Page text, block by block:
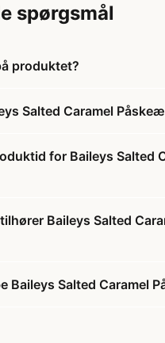
spørgsmål
produktet?
Salted Caramel
for Baileys Salted
Baileys Salted
Baileys Salted Caramel